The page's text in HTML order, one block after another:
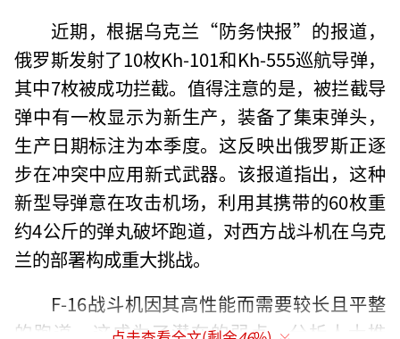
近期，根据乌克兰“防务快报”的报道，
俄罗斯发射了10枚Kh-101和Kh-555巡航导弹，
其中7枚被成功拦截。值得注意的是，被拦截导
弹中有一枚显示为新生产，装备了集束弹头，
生产日期标注为本季度。这反映出俄罗斯正逐
步在冲突中应用新式武器。该报道指出，这种
新型导弹意在攻击机场，利用其携带的60枚重
约4公斤的弹丸破坏跑道，对西方战斗机在乌克
兰的部署构成重大挑战。
F-16战斗机因其高性能而需要较长且平整
的跑道，这成为了潜在的弱点。分析人士推